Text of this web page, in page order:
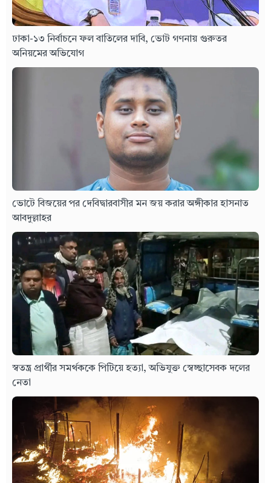
ঢাকা-১৩ নির্বাচনে ফল বাতিলের দাবি, ভোট গণনায় গুরুতর
অনিয়মের অভিযোগ
ভোটে বিজয়ের পর দেবিদ্বারবাসীর মন জয় করার অঙ্গীকার হাসনাত
আবদুল্লাহর
স্বতন্ত্র প্রার্থীর সমর্থককে পিটিয়ে হত্যা, অভিযুক্ত স্বেচ্ছাসেবক দলের
নেতা